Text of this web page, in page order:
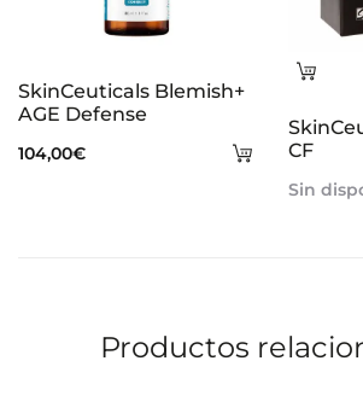
Añadir
SkinCeuticals Blemish+
AGE Defense
104,00€
Leer
CF
Sin
Productos